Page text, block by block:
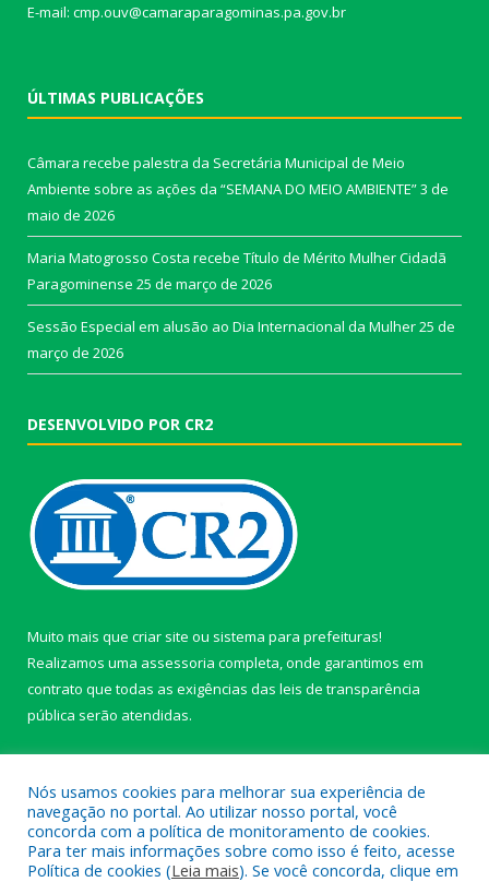
E-mail: cmp.ouv@camaraparagominas.pa.gov.br
ÚLTIMAS PUBLICAÇÕES
Câmara recebe palestra da Secretária Municipal de Meio
Ambiente sobre as ações da “SEMANA DO MEIO AMBIENTE”3 de
maio de 2026
Maria Matogrosso Costa recebe Título de Mérito Mulher Cidadã
Paragominense 25 de março de 2026
Sessão Especial em alusão ao Dia Internacional da Mulher25 de
março de 2026
DESENVOLVIDO POR CR2
Muito mais que criar site ou sistema para prefeituras!
Realizamos uma assessoria completa, onde garantimos em
contrato que todas as exigências das leis de transparência
pública serão atendidas.
Nós usamos cookies para melhorar sua experiência de
navegação no portal. Ao utilizar nosso portal, você
concorda com a política de monitoramento de cookies.
Para ter mais informações sobre como isso é feito, acesse
Política de cookies (Leia mais). Se você concorda, clique em